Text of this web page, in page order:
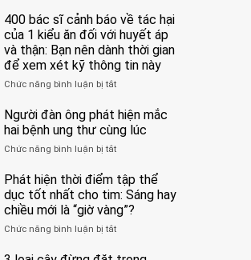
cảnh
báo
“ĐỪNG
GẮNG
SỨC!”
đồng
1
ra
cảnh
báo
theo
3
kiểu
“hại
thân”
mà
biết
loại
cá
tưởng
rẻ
mà
tiềm
formaldehyde
kim
loại
ăn
nhiều
có
thể
hại
400 bác sĩ cảnh báo về tác hại
của 1 kiểu ăn đối với huyết áp
và thận: Bạn nên dành thời gian
để xem xét kỹ thông tin này
Chức năng bình luận bị tắtở
bác
cảnh
báo
tác
hại
của
1
kiểu
Người đàn ông phát hiện mắc
hai bệnh ung thư cùng lúc
Chức năng bình luận bị tắtở
đàn
ông
phát
hiện
mắc
bệnh
Phát hiện thời điểm tập thể
dục tốt nhất cho tim: Sáng hay
chiều mới là “giờ vàng”?
Chức năng bình luận bị tắtở
hiện